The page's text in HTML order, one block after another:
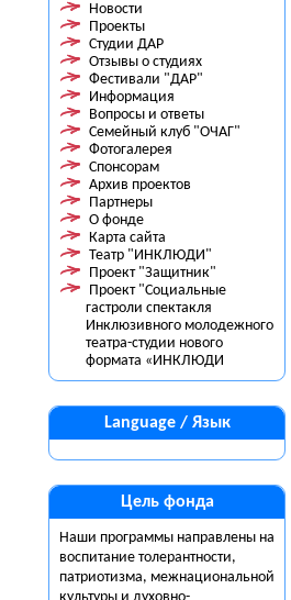
Новости
Проекты
Студии ДАР
Отзывы о студиях
Фестивали "ДАР"
Информация
Вопросы и ответы
Семейный клуб "ОЧАГ"
Фотогалерея
Спонсорам
Архив проектов
Партнеры
О фонде
Карта сайта
Театр "ИНКЛЮДИ"
Проект "Защитник"
Проект "Социальные
гастроли спектакля
Инклюзивного молодежного
театра-студии нового
формата «ИНКЛЮДИ
Language / Язык
Цель фонда
Наши программы направлены на
воспитание толерантности,
патриотизма, межнациональной